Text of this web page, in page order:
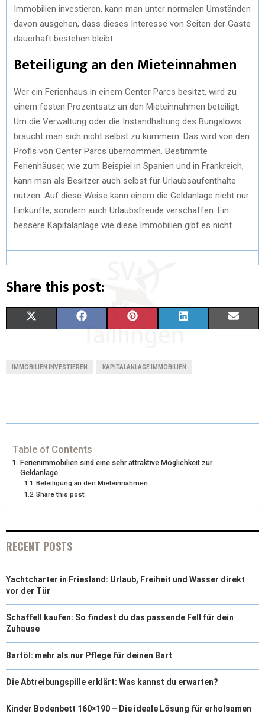
Immobilien investieren, kann man unter normalen Umständen
davon ausgehen, dass dieses Interesse von Seiten der Gäste
dauerhaft bestehen bleibt.
Beteiligung an den Mieteinnahmen
Wer ein Ferienhaus in einem Center Parcs besitzt, wird zu
einem festen Prozentsatz an den Mieteinnahmen beteiligt.
Um die Verwaltung oder die Instandhaltung des Bungalows
braucht man sich nicht selbst zu kümmern. Das wird von den
Profis von Center Parcs übernommen. Bestimmte
Ferienhäuser, wie zum Beispiel in Spanien und in Frankreich,
kann man als Besitzer auch selbst für Urlaubsaufenthalte
nutzen. Auf diese Weise kann einem die Geldanlage nicht nur
Einkünfte, sondern auch Urlaubsfreude verschaffen. Ein
bessere Kapitalanlage wie diese Immobilien gibt es nicht.
Share this post:
T
T
E
R
O
K
R
S
T
D
N
IMMOBILIEN INVESTIEREN KAPITALANLAGE IMMOBILIEN
Table of Contents
Ferienimmobilien sind eine sehr attraktive Möglichkeit zur
Geldanlage
Beteiligung an den Mieteinnahmen
Share this post:
RECENT POSTS
Yachtcharter in Friesland: Urlaub, Freiheit und Wasser direkt
vor der Tür
Schaffell kaufen: So findest du das passende Fell für dein
Zuhause
Bartöl: mehr als nur Pflege für deinen Bart
Die Abtreibungspille erklärt: Was kannst du erwarten?
Kinder Bodenbett 160×190 – Die ideale Lösung für erholsamen